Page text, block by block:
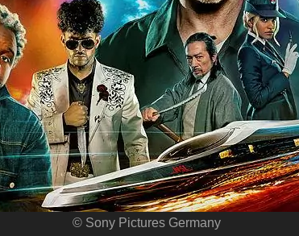
© Sony Pictures Germany